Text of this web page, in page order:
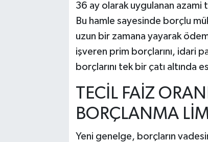
36 ay olarak uygulanan azami
Bu hamle sayesinde borçlu
uzun bir zamana yayarak
işveren prim borçlarını, idari
borçlarını tek bir çatı altında
TECİL FAİZ
BORÇLANMA
Yeni genelge, borçların